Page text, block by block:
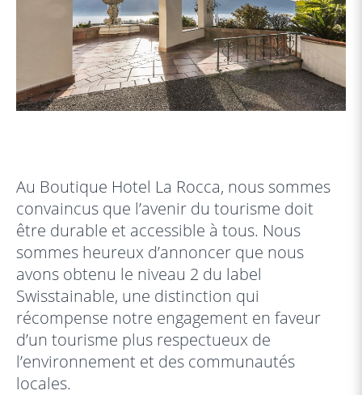
Au Boutique Hotel La Rocca, nous sommes
convaincus que l’avenir du tourisme doit
être durable et accessible à tous. Nous
sommes heureux d’annoncer que nous
avons obtenu le niveau 2 du label
Swisstainable, une distinction qui
récompense notre engagement en faveur
d’un tourisme plus respectueux de
l’environnement et des communautés
locales.